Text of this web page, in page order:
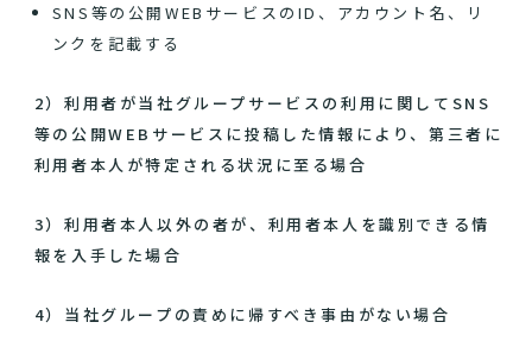
SNS等の公開WEBサービスのID、アカウント名、リ
ンクを記載する
2）利用者が当社グループサービスの利用に関してSNS
等の公開WEBサービスに投稿した情報により、第三者に
利用者本人が特定される状況に至る場合
3）利用者本人以外の者が、利用者本人を識別できる情
報を入手した場合
4）当社グループの責めに帰すべき事由がない場合